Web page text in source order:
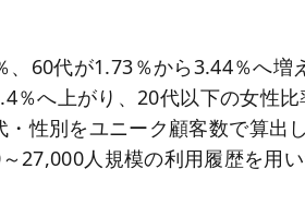
60代が1.73％から3.44％へ増
％へ上がり、20代以下の女性
性別をユニーク顧客数で算出
27,000人規模の利用履歴を用